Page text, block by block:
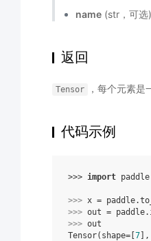
name (str，可
返回
Tensor ，每个元素
代码示例
>>> import paddle
>>> x = paddle.
>>> out = paddle.
>>> out
Tensor(shape=[ 7